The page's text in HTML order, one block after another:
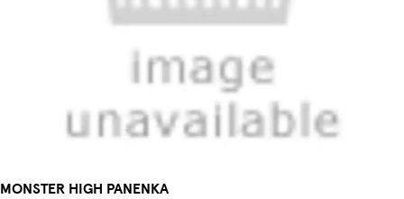
MONSTER HIGH PANENKA